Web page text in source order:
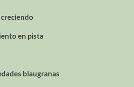
en pista
blaugranas